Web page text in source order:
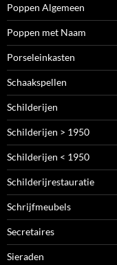
Poppen Algemeen
Poppen met Naam
Porseleinkasten
Schaakspellen
Schilderijen
Schilderijen > 1950
Schilderijen < 1950
Schilderijrestauratie
Schrijfmeubels
Secretaires
Sieraden